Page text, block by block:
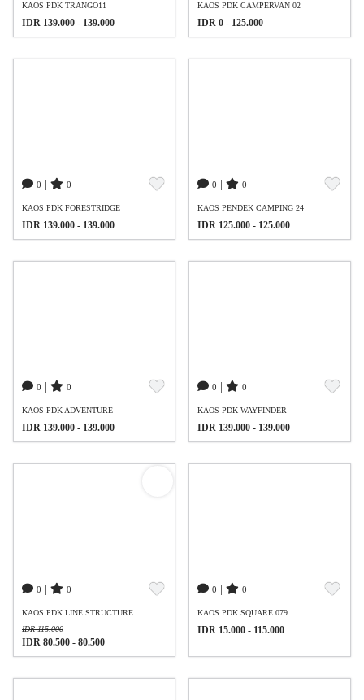
KAOS PDK TRANGO11
IDR 139.000 - 139.000
KAOS PDK CAMPERVAN 02
IDR 0 - 125.000
0 0
KAOS PDK FORESTRIDGE
IDR 139.000 - 139.000
0 0
KAOS PENDEK CAMPING 24
IDR 125.000 - 125.000
0 0
KAOS PDK ADVENTURE
IDR 139.000 - 139.000
0 0
KAOS PDK WAYFINDER
IDR 139.000 - 139.000
0 0
KAOS PDK LINE STRUCTURE
IDR 115.000
IDR 80.500 - 80.500
0 0
KAOS PDK SQUARE 079
IDR 15.000 - 115.000